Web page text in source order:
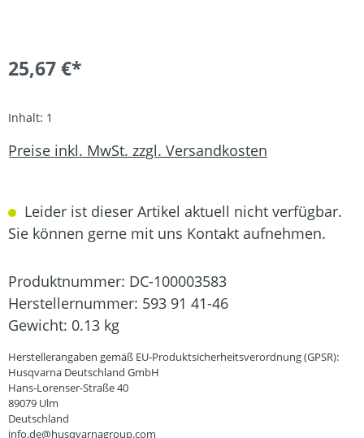
25,67 €*
Inhalt: 1
Preise inkl. MwSt. zzgl. Versandkosten
Leider ist dieser Artikel aktuell nicht verfügbar.
Sie können gerne mit uns Kontakt aufnehmen.
Produktnummer: DC-100003583
Herstellernummer: 593 91 41-46
Gewicht: 0.13 kg
Herstellerangaben gemäß EU-Produktsicherheitsverordnung (GPSR):
Husqvarna Deutschland GmbH
Hans-Lorenser-Straße 40
89079 Ulm
Deutschland
info.de@husqvarnagroup.com